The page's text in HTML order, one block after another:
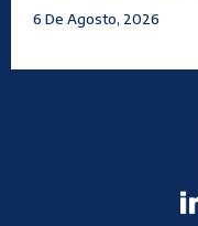
6 De Agosto, 2026